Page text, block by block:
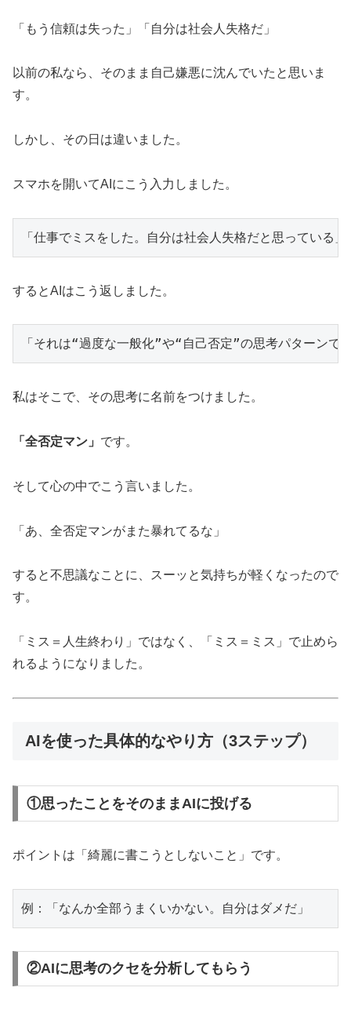
「もう信頼は失った」「自分は社会人失格だ」
以前の私なら、そのまま自己嫌悪に沈んでいたと思いま
す。
しかし、その日は違いました。
スマホを開いてAIにこう入力しました。
するとAIはこう返しました。
私はそこで、その思考に名前をつけました。
「全否定マン」 です。
そして心の中でこう言いました。
「あ、全否定マンがまた暴れてるな」
すると不思議なことに、スーッと気持ちが軽くなったので
す。
「ミス＝人生終わり」ではなく、「ミス＝ミス」で止めら
れるようになりました。
AIを使った具体的なやり方（3ステップ）
①思ったことをそのままAIに投げる
ポイントは「綺麗に書こうとしないこと」です。
②AIに思考のクセを分析してもらう